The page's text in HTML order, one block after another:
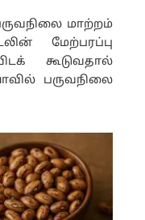
மாற்றம்
மேற்பரப்பு
கூடுவதால்
பருவநிலை